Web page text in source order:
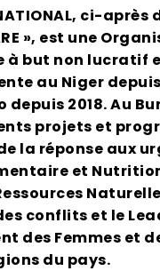
ci-après
», est une
à but non lucratif
au Niger
depuis 2018. Au
projets et
la réponse aux
et
conflits et le
des Femmes et
du pays.